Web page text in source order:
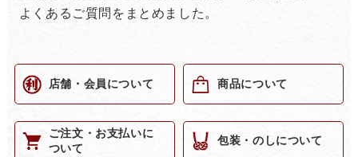
よくあるご質問をまとめました。
店舗・会員について 商品について
ご注文・お支払いに
ついて
包装・のしについて